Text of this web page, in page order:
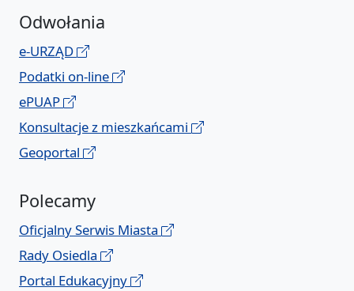
Odwołania
e-URZĄD
Podatki on-line
ePUAP
Konsultacje z mieszkańcami
Geoportal
Polecamy
Oficjalny Serwis Miasta
Rady Osiedla
Portal Edukacyjny